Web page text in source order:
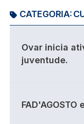
CATEGORIA:
Ovar inicia
juventude.
FAD'AGOSTO